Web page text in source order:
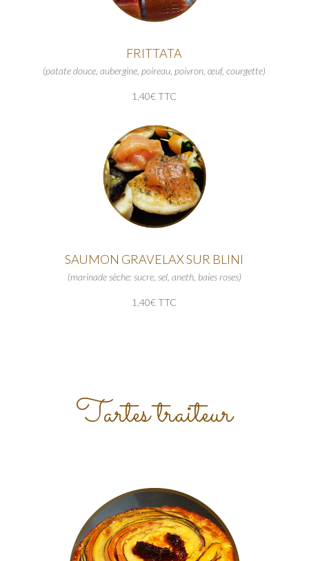
FRITTATA
(patate douce, aubergine, poireau, poivron, œuf, courgette)
1,40€ TTC
SAUMON GRAVELAX SUR BLINI
(marinade sèche: sucre, sel, aneth, baies roses)
1,40€ TTC
Tartes traiteur